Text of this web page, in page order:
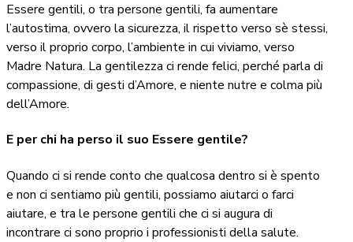
Essere gentili, o tra persone gentili, fa aumentare
l’autostima, ovvero la sicurezza, il rispetto verso sè stessi,
verso il proprio corpo, l’ambiente in cui viviamo, verso
Madre Natura. La gentilezza ci rende felici, perché parla di
compassione, di gesti d’Amore, e niente nutre e colma più
dell’Amore.
E per chi ha perso il suo Essere gentile?
Quando ci si rende conto che qualcosa dentro si è spento
e non ci sentiamo più gentili, possiamo aiutarci o farci
aiutare, e tra le persone gentili che ci si augura di
incontrare ci sono proprio i professionisti della salute.